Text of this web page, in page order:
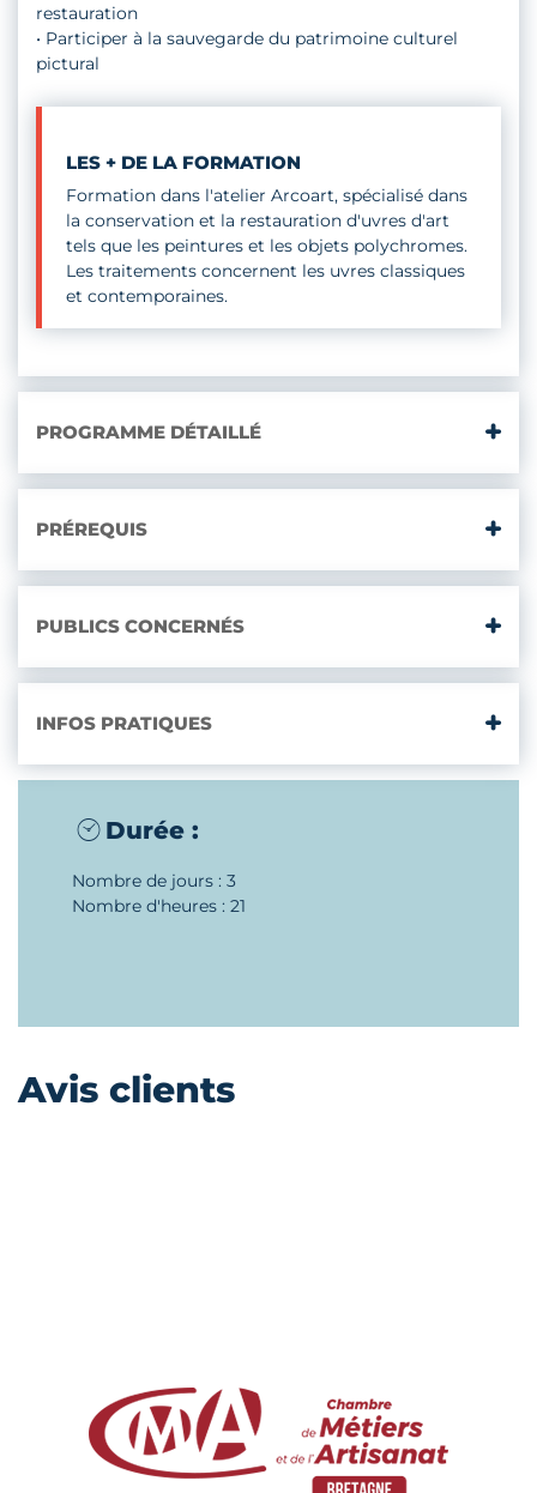
restauration
• Participer à la sauvegarde du patrimoine culturel
pictural
LES + DE LA FORMATION
Formation dans l'atelier Arcoart, spécialisé dans
la conservation et la restauration d'uvres d'art
tels que les peintures et les objets polychromes.
Les traitements concernent les uvres classiques
et contemporaines.
PROGRAMME DÉTAILLÉ
PRÉREQUIS
PUBLICS CONCERNÉS
INFOS PRATIQUES
Durée :
Nombre de jours : 3
Nombre d'heures : 21
Avis clients